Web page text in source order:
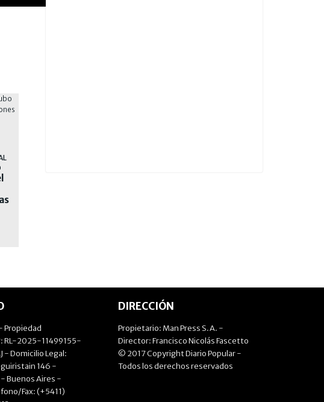
Propiedad
RL-2025-11499155-
- Domicilio Legal:
146 -
Buenos Aires -
Fax: (+5411)
DIRECCIÓN
Propietario: Man Press S.A. -
Director: Francisco Nicolás Fascetto
© 2017 Copyright Diario Popular -
Todos los derechos reservados